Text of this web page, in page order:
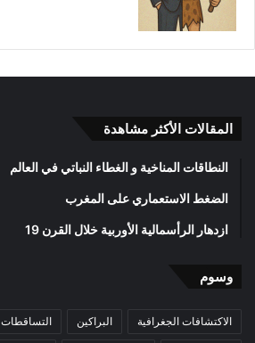
المقالات الأكثر مشاهدة
النطاقات المناخية و الغطاء النباتي في العالم
الضغط الاستعماري على المغرب
ازدهار الرأسمالية الأوربية خلال القرن 19
وسوم
الاكتشافات الجغرافية البراكين التساقطات